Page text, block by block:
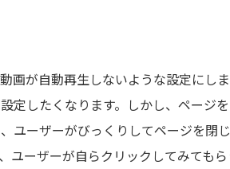
画が自動再生しないような設定にし
定したくなります。しかし、ページを
ユーザーがびっくりしてページを閉
ユーザーが自らクリックしてみてもら